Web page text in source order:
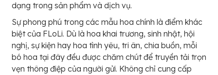
dạng trong sản phẩm và dịch vụ.
Sự phong phú trong các mẫu hoa chính là điểm khác
biệt của FLoLi. Dù là hoa khai trương, sinh nhật, hội
nghị, sự kiện hay hoa tình yêu, tri ân, chia buồn, mỗi
bó hoa tại đây đều được chăm chút để truyền tải trọn
vẹn thông điệp của người gửi. Không chỉ cung cấp